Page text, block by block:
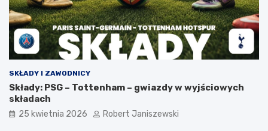
SKŁADY I ZAWODNICY
Składy: PSG – Tottenham – gwiazdy w wyjściowych
składach
25 kwietnia 2026 Robert Janiszewski